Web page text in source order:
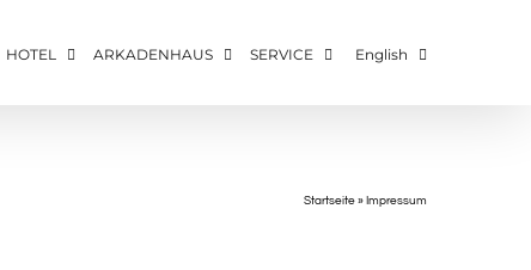
HOTEL ARKADENHAUS SERVICE English
Startseite » Impressum